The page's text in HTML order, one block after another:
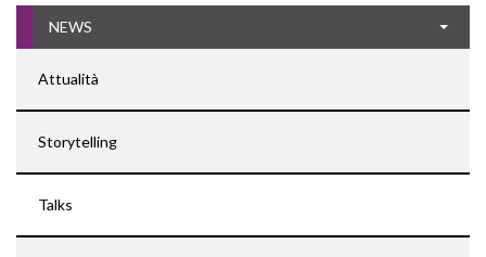
NEWS
Attualità
Storytelling
Talks